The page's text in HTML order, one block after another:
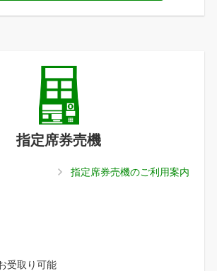
指定席券売機
指定席券売機のご利用案内
受取り可能